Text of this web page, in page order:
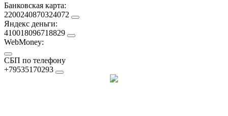
Банковская карта:
2200240870324072
Яндекс деньги:
410018096718829
WebMoney:
СБП по телефону
+79535170293